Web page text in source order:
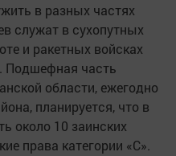
в разных частях
служат в сухопутных
и ракетных войсках
Подшефная часть
области, ежегодно
планируется, что в
около 10 заинских
права категории «С».